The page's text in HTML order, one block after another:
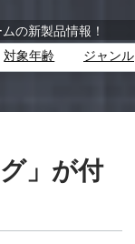
の新製品情報！
対象年齢
ジャンル
」が付